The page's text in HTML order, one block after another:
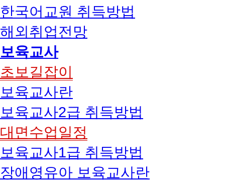
한국어교원 취득방법
해외취업전망
보육교사
초보길잡이
보육교사란
보육교사2급 취득방법
대면수업일정
보육교사1급 취득방법
장애영유아 보육교사란